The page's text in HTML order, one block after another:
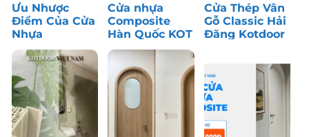
Ưu Nhược
Điểm Của Cửa
Nhựa
Composite: Có
Nên Dùng?
Cửa nhựa
Composite
Hàn Quốc KOT
– Bền màu,
chống nước
tốt
Cửa Thép Vân
Gỗ Classic Hải
Đăng Kotdoor